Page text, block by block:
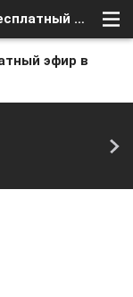
Телеканал Business запускает бесплатный эфир в разрешениях 4K и HD
эфир в